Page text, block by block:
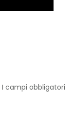
I campi obbligatori